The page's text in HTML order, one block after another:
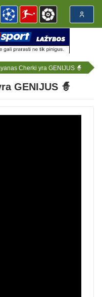
Cherki yra GENIJUS 🧙
GENIJUS 🧙